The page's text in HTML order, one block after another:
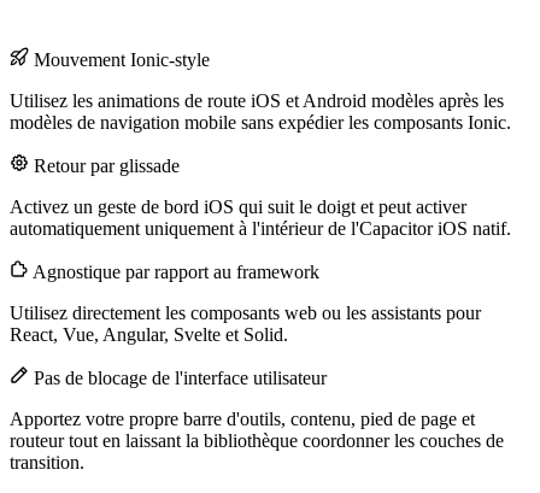
Mouvement Ionic-style
Utilisez les animations de route iOS et Android modèles après les
modèles de navigation mobile sans expédier les composants Ionic.
Retour par glissade
Activez un geste de bord iOS qui suit le doigt et peut activer
automatiquement uniquement à l'intérieur de l'Capacitor iOS natif.
Agnostique par rapport au framework
Utilisez directement les composants web ou les assistants pour
React, Vue, Angular, Svelte et Solid.
Pas de blocage de l'interface utilisateur
Apportez votre propre barre d'outils, contenu, pied de page et
routeur tout en laissant la bibliothèque coordonner les couches de
transition.